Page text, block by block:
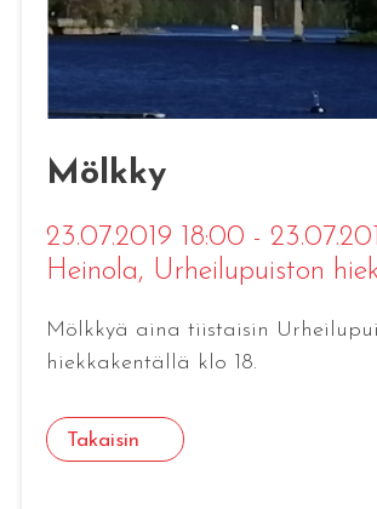
Mölkky
23.07.2019 18:00 -
Heinola, Urheilupuiston
Mölkkyä aina tiistaisin
hiekkakentällä klo 18.
Takaisin